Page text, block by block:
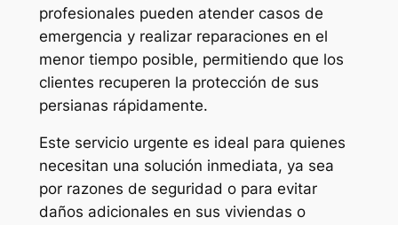
profesionales pueden atender casos de
emergencia y realizar reparaciones en el
menor tiempo posible, permitiendo que los
clientes recuperen la protección de sus
persianas rápidamente.
Este servicio urgente es ideal para quienes
necesitan una solución inmediata, ya sea
por razones de seguridad o para evitar
daños adicionales en sus viviendas o